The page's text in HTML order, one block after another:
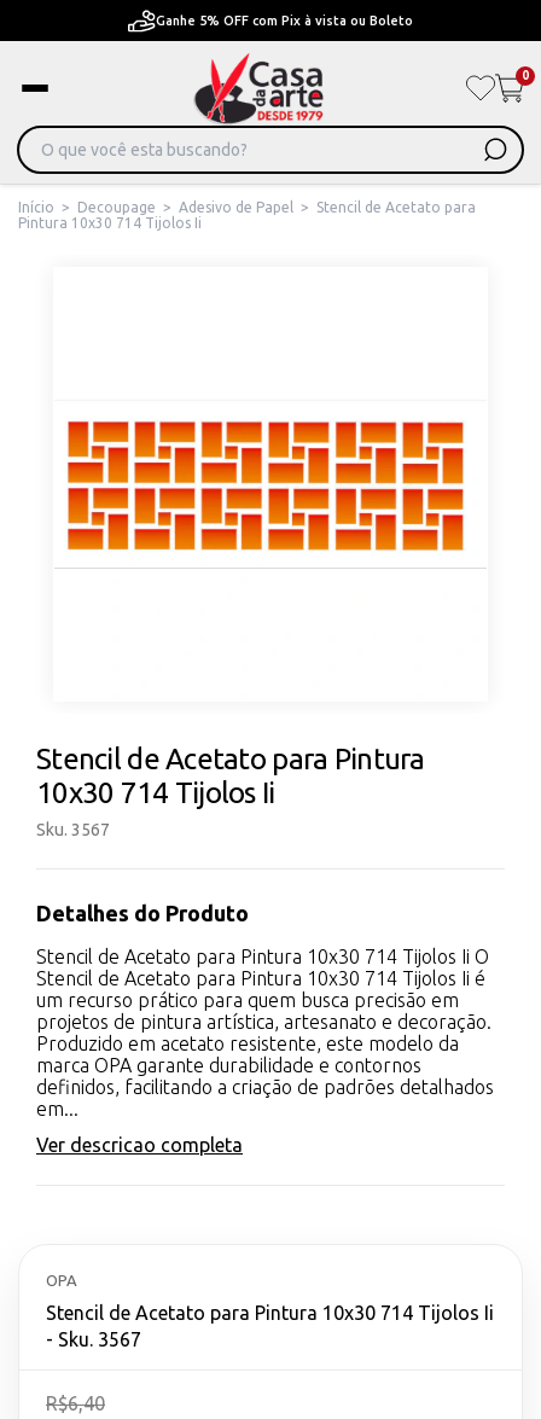
com Pix à vista ou Boleto Pague em Até 6x
0
Início > Decoupage > Adesivo de Papel >
Stencil de Acetato para
Pintura 10x30 714 Tijolos Ii
Stencil de Acetato para Pintura
10x30 714 Tijolos Ii
Sku. 3567
Detalhes do Produto
Stencil de Acetato para Pintura 10x30 714 Tijolos Ii O
Stencil de Acetato para Pintura 10x30 714 Tijolos Ii é
um recurso prático para quem busca precisão em
projetos de pintura artística, artesanato e decoração.
Produzido em acetato resistente, este modelo da
marca OPA garante durabilidade e contornos
definidos, facilitando a criação de padrões detalhados
em...
Ver descricao completa
OPA
Stencil de Acetato para Pintura 10x30 714 Tijolos Ii
- Sku. 3567
R$6,40